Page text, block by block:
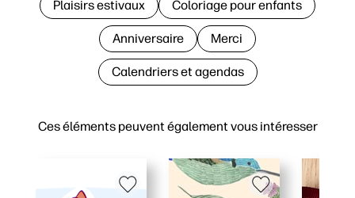
Ces éléments peuvent également vous intéresser
Plaisirs estivaux Coloriage pour enfants
Anniversaire Merci
Calendriers et agendas